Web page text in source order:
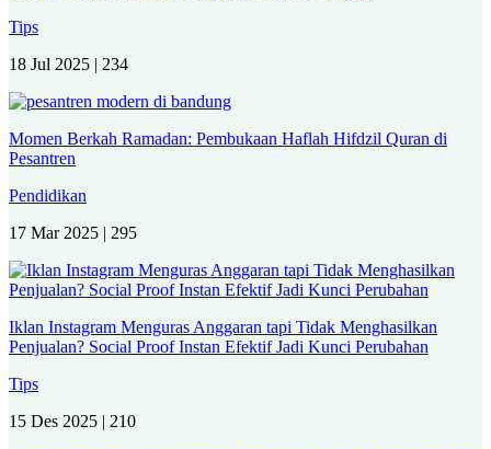
Tips
18 Jul 2025 | 234
Momen Berkah Ramadan: Pembukaan Haflah Hifdzil Quran di
Pesantren
Pendidikan
17 Mar 2025 | 295
Iklan Instagram Menguras Anggaran tapi Tidak Menghasilkan
Penjualan? Social Proof Instan Efektif Jadi Kunci Perubahan
Tips
15 Des 2025 | 210